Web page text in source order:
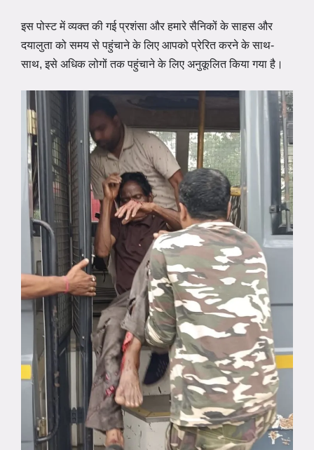
इस पोस्ट में व्यक्त की गई प्रशंसा और हमारे सैनिकों के साहस और
दयालुता को समय से पहुंचाने के लिए आपको प्रेरित करने के साथ-
साथ, इसे अधिक लोगों तक पहुंचाने के लिए अनुकूलित किया गया है।